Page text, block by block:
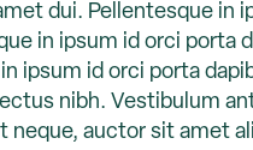
dui. Pellentesque in
in ipsum id orci porta
ipsum id orci porta
nibh. Vestibulum
auctor sit amet